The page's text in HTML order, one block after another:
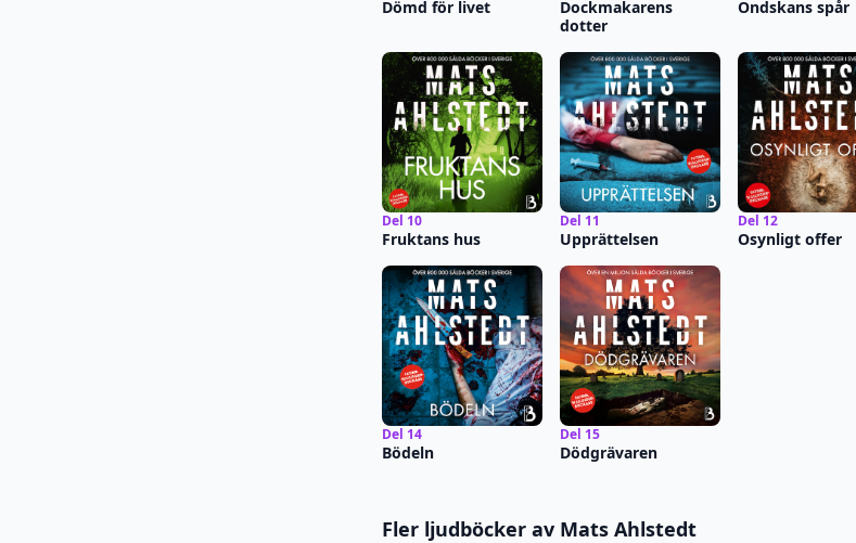
Dömd för livet
Dockmakarens
dotter
Ondskans spår
Del 10
Fruktans hus
Del 11
Upprättelsen
Del 12
Osynligt offer
Del 14
Bödeln
Del 15
Dödgrävaren
Fler ljudböcker av Mats Ahlstedt